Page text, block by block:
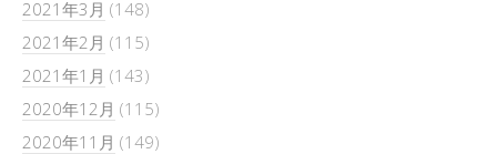
2021年3月 (148)
2021年2月 (115)
2021年1月 (143)
2020年12月 (115)
2020年11月 (149)